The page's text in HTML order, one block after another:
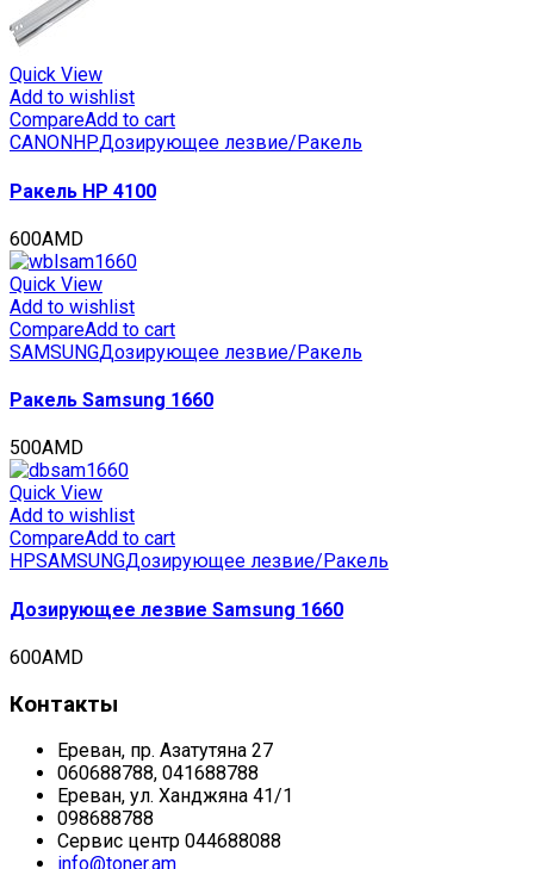
Quick View
Add to wishlist
CompareAdd to cart
CANON HPДозирующее лезвие/Ракель
Ракель HP 4100
600AMD
Quick View
Add to wishlist
CompareAdd to cart
SAMSUNGДозирующее лезвие/Ракель
Ракель Samsung 1660
500AMD
Quick View
Add to wishlist
CompareAdd to cart
HPSAMSUNGДозирующее лезвие/Ракель
Дозирующее лезвие Samsung 1660
600AMD
Контакты
Ереван, пр. Азатутяна 27
060688788, 041688788
Ереван, ул. Ханджяна 41/1
098688788
Сервис центр 044688088
info@toner.am